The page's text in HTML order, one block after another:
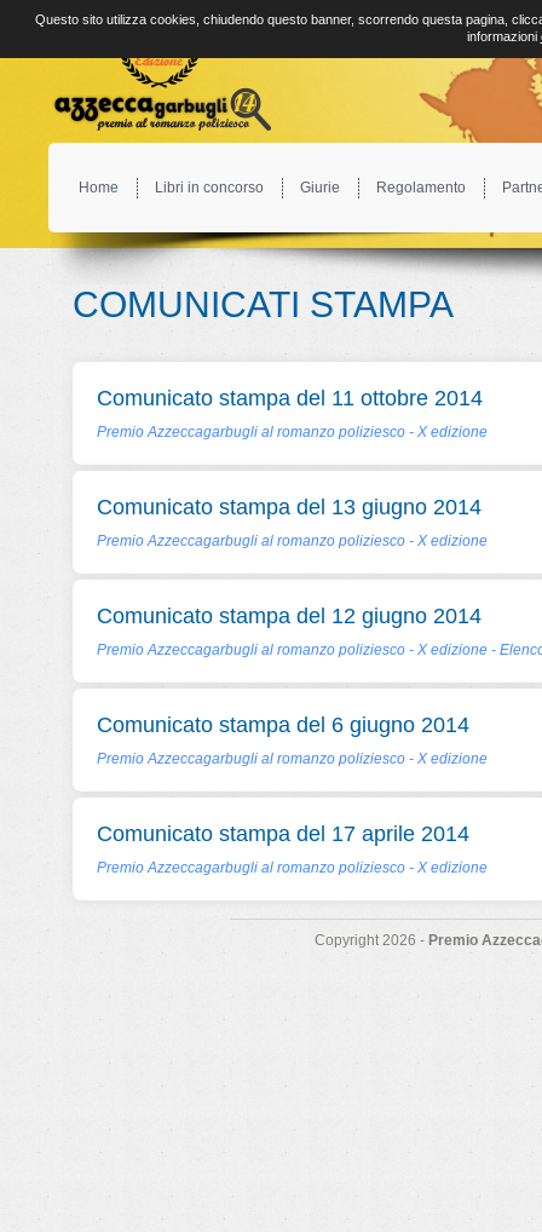
Home Libri in concorso Giurie Regolamento
COMUNICATI STAMPA
Comunicato stampa del 11 ottobre 2014
Premio Azzeccagarbugli al romanzo poliziesco - X edizione
Comunicato stampa del 13 giugno 2014
Premio Azzeccagarbugli al romanzo poliziesco - X edizione
Comunicato stampa del 12 giugno 2014
Premio Azzeccagarbugli al romanzo poliziesco - X edizione -
Comunicato stampa del 6 giugno 2014
Premio Azzeccagarbugli al romanzo poliziesco - X edizione
Comunicato stampa del 17 aprile 2014
Premio Azzeccagarbugli al romanzo poliziesco - X edizione
Copyright 2026 - Premio
Questo sito utilizza cookies, chiudendo questo banner, scorrendo questa pagina,
informazioni